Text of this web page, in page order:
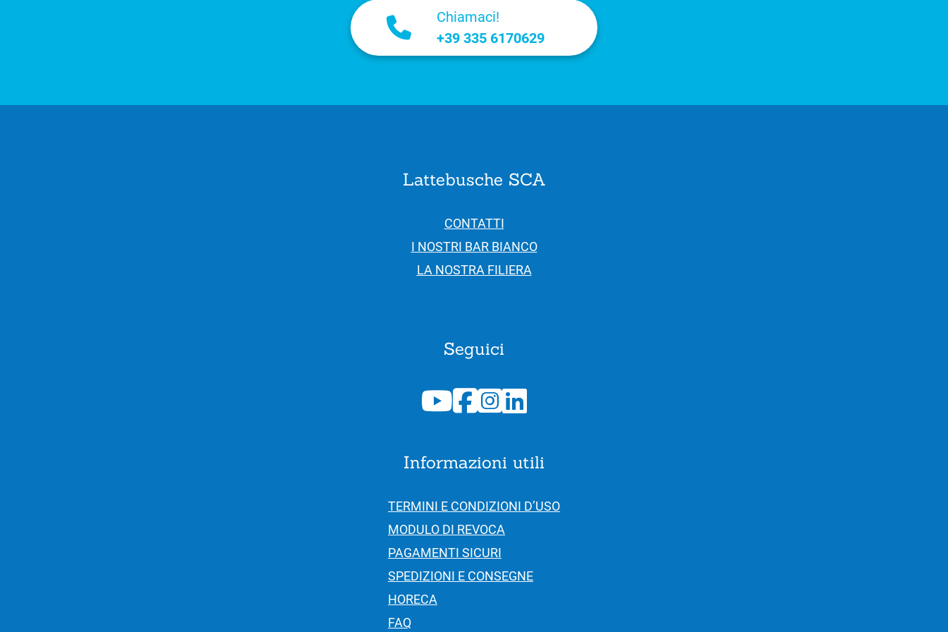
Chiamaci!
+39 335 6170629
Lattebusche SCA
CONTATTI
I NOSTRI BAR BIANCO
LA NOSTRA FILIERA
Seguici
Informazioni utili
TERMINI E CONDIZIONI D’USO
MODULO DI REVOCA
PAGAMENTI SICURI
SPEDIZIONI E CONSEGNE
HORECA
FAQ